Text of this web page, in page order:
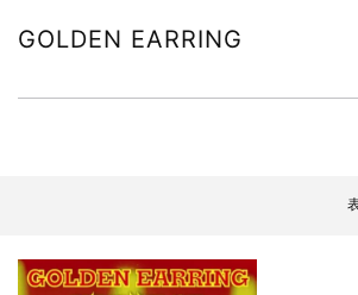
*NEW RELEASE (最新約3ヶ月)
スコーピオンズ / 2024年6月15日 リスボン
マネスキン / 2024年6月9日 ドイツ ROCK
リアム・ギャラガー / 2024年6月1日 英国シ
GOLDEN EARRING